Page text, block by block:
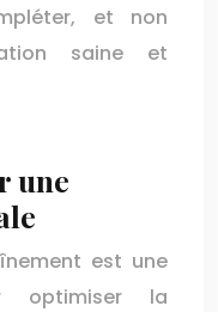
et non
saine et
une
est une
optimiser la